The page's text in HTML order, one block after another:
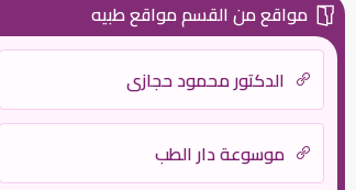
مواقع من القسم مواقع طبيه
الدكتور محمود حجازي
موسوعة دار الطب